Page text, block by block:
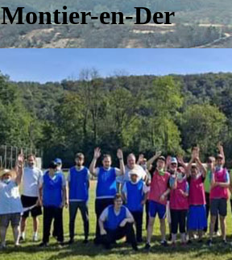
en-Der